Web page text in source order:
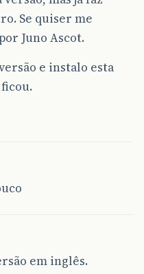
Se quiser me
Juno Ascot.
e instalo esta
em inglês.